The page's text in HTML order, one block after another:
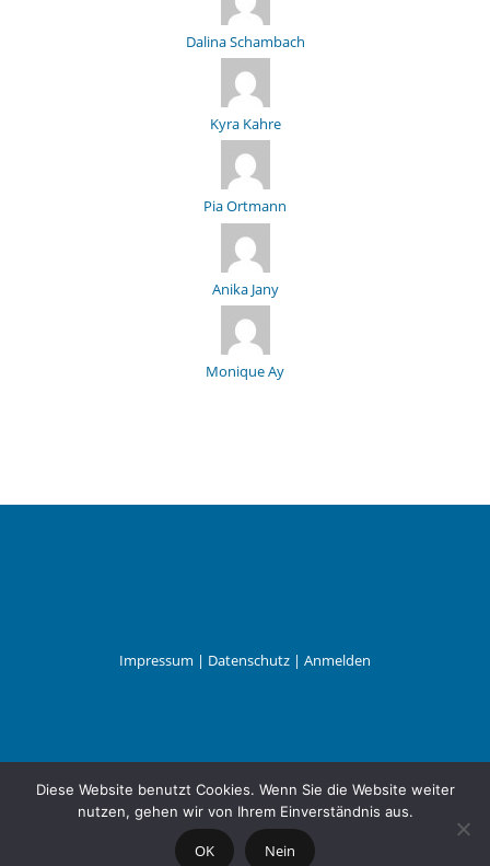
Dalina Schambach
Kyra Kahre
Pia Ortmann
Anika Jany
Monique Ay
Impressum | Datenschutz | Anmelden
Diese Website benutzt Cookies. Wenn Sie die Website weiter
nutzen, gehen wir von Ihrem Einverständnis aus.
OK Nein